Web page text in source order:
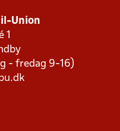
Union
1
- fredag 9-16)